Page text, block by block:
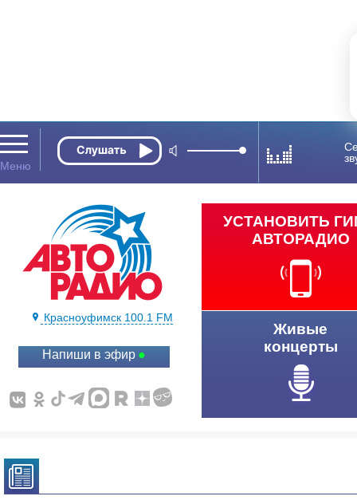
Красноуфимск 100.1 FM
Напиши в эфир
УСТАНОВИТЬ
АВТОРАДИО
Живые
концерты